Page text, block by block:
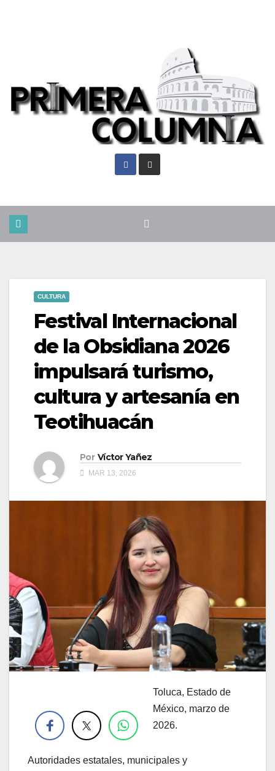
CULTURA
Festival Internacional
de la Obsidiana 2026
impulsará turismo,
cultura y artesanía en
Teotihuacán
Por Víctor Yañez
MAR 13, 2026
Toluca, Estado de
México, marzo de
2026.
Autoridades estatales, municipales y